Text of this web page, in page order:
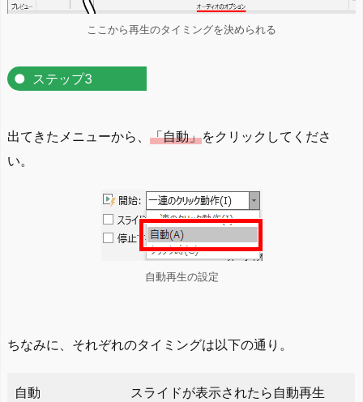
ここから再生のタイミングを決められる
ステップ3
出てきたメニューから、 「自動」をクリックしてくださ
い。
自動再生の設定
ちなみに、それぞれのタイミングは以下の通り。
自動 スライドが表示されたら自動再生